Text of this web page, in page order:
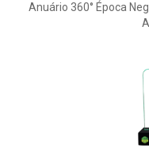
Anuário 360° Época